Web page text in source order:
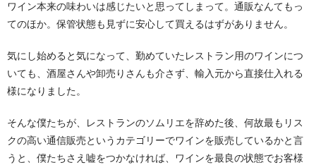
ワイン本来の味わいは感じたいと思ってしまって。通販なんてもっ
てのほか。保管状態も見ずに安心して買えるはずがありません。
気にし始めると気になって、勤めていたレストラン用のワインにつ
いても、酒屋さんや卸売りさんも介さず、輸入元から直接仕入れる
様になりました。
そんな僕たちが、レストランのソムリエを辞めた後、何故最もリス
クの高い通信販売というカテゴリーでワインを販売しているかと言
うと、僕たちさえ嘘をつかなければ、ワインを最良の状態でお客様